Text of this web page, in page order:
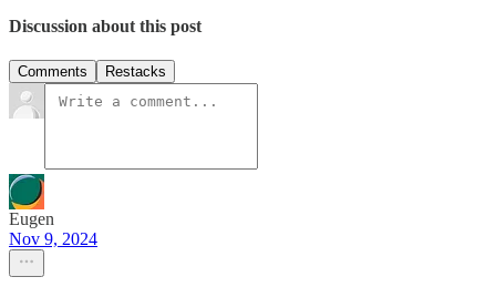
Discussion about this post
Comments Restacks
Eugen
Nov 9, 2024